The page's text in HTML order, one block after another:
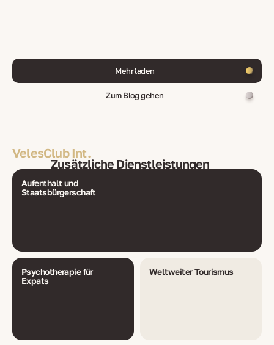
Mehr laden
Zum Blog gehen
VelesClub Int.
Zusätzliche Dienstleistungen
Aufenthalt und
Staatsbürgerschaft
Psychotherapie für
Expats
Weltweiter Tourismus